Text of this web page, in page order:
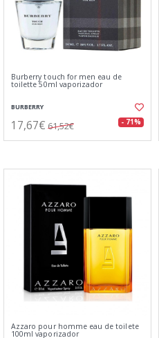
Burberry touch for men eau de
toilette 50ml vaporizador
BURBERRY
17,67€ 61,52€ - 71%
Azzaro pour homme eau de toilete
100ml vaporizador